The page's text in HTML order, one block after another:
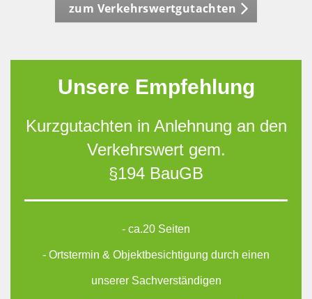
zum Verkehrswertgutachten
Unsere Empfehlung
Kurzgutachten in Anlehnung an den
Verkehrswert gem.
§194 BauGB
- ca.20 Seiten
- Ortstermin & Objektbesichtigung durch einen
unserer Sachverständigen